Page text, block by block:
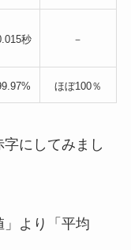
秒 －
ほぼ100％
にしてみまし
より「平均